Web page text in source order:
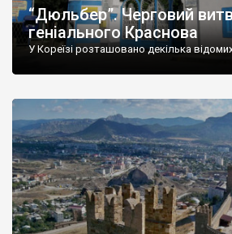
“Дюльбер”. Черговий
геніального Краснова
У Кореїзі розташовано декілька